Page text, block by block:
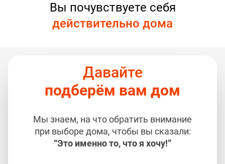
Вы почувствуете себя
действительно дома
Давайте
подберём вам дом
Мы знаем, на что обратить внимание
при выборе дома, чтобы вы сказали:
“Это именно то, что я хочу!”